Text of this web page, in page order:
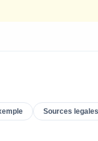
Sources legales